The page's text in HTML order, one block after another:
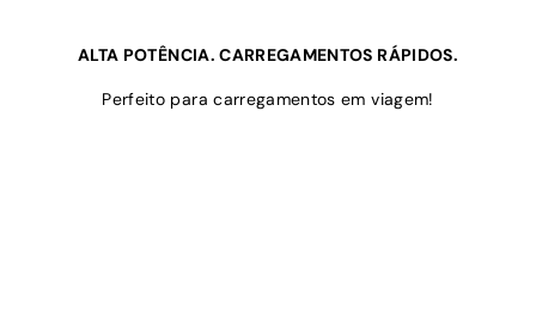
ALTA POTÊNCIA. CARREGAMENTOS RÁPIDOS.
Perfeito para carregamentos em viagem!